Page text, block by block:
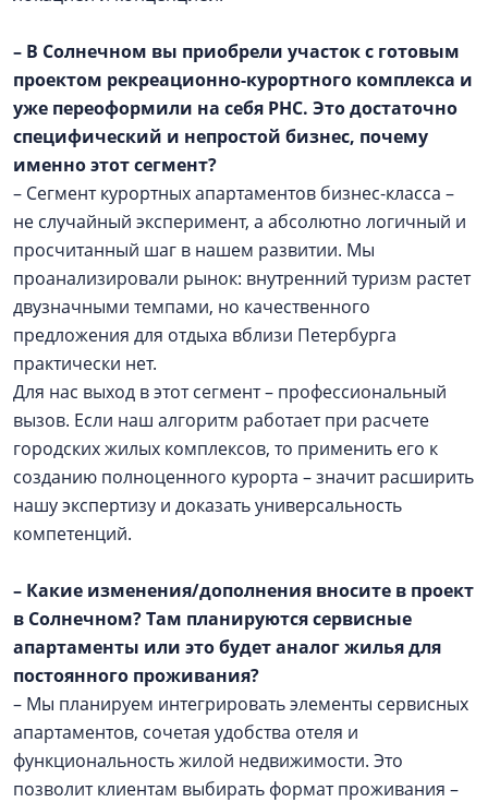
– В Солнечном вы приобрели участок с готовым
проектом рекреационно-курортного комплекса и
уже переоформили на себя РНС. Это достаточно
специфический и непростой бизнес, почему
именно этот сегмент?
– Сегмент курортных апартаментов бизнес-класса –
не случайный эксперимент, а абсолютно логичный и
просчитанный шаг в нашем развитии. Мы
проанализировали рынок: внутренний туризм растет
двузначными темпами, но качественного
предложения для отдыха вблизи Петербурга
практически нет.
Для нас выход в этот сегмент – профессиональный
вызов. Если наш алгоритм работает при расчете
городских жилых комплексов, то применить его к
созданию полноценного курорта – значит расширить
нашу экспертизу и доказать универсальность
компетенций.
– Какие изменения/дополнения вносите в проект
в Солнечном? Там планируются сервисные
апартаменты или это будет аналог жилья для
постоянного проживания?
– Мы планируем интегрировать элементы сервисных
апартаментов, сочетая удобства отеля и
функциональность жилой недвижимости. Это
позволит клиентам выбирать формат проживания –